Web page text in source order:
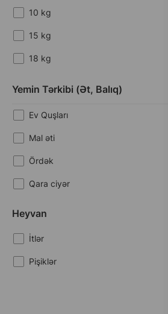
10 kg
15 kg
18 kg
Yemin Tərkibi (ət, Balıq)
Ev Quşları
Mal əti
Ördək
Qara ciyər
Heyvan
İtlər
Pişiklər